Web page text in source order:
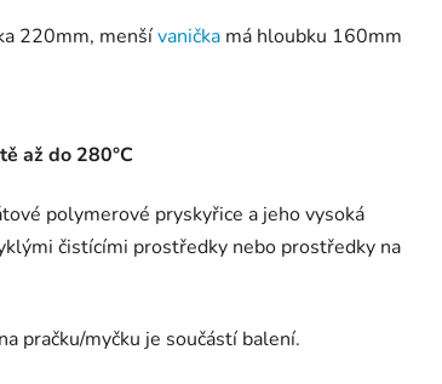
220mm, menšívanička má hloubku 160mm
až do 280°C
polymerové pryskyřice a jeho vysoká
čistícími prostředky nebo prostředky na
pračku/myčku je součástí balení.